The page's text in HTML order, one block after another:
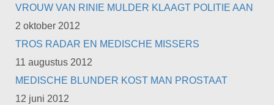
VROUW VAN RINIE MULDER KLAAGT POLITIE AAN
2 oktober 2012
TROS RADAR EN MEDISCHE MISSERS
11 augustus 2012
MEDISCHE BLUNDER KOST MAN PROSTAAT
12 juni 2012